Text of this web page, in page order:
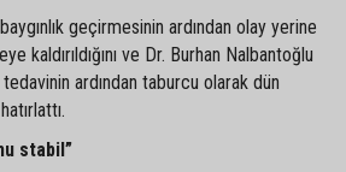
geçirmesinin ardından olay yerine
kaldırıldığını ve Dr. Burhan Nalbantoğlu
ardından taburcu olarak dün
stabil”